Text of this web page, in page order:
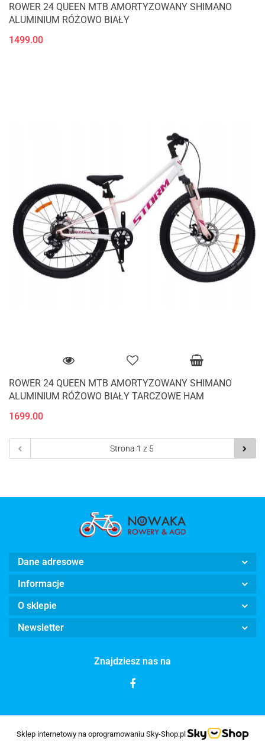
ROWER 24 QUEEN MTB AMORTYZOWANY SHIMANO
ALUMINIUM RÓŻOWO BIAŁY
1499.00
ROWER 24 QUEEN MTB AMORTYZOWANY SHIMANO
ALUMINIUM RÓŻOWO BIAŁY TARCZOWE HAM
1699.00
Dane adresowe
Informacje
O sklepie
Newsletter
Znajdziesz nas na
Sklep internetowy na oprogramowaniu Sky-Shop.pl